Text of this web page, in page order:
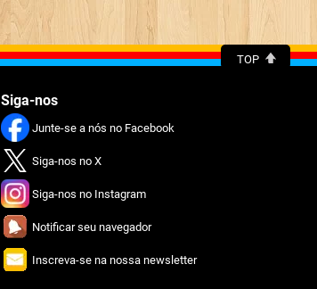
TOP
Siga-nos
Junte-se a nós no Facebook
Siga-nos no X
Siga-nos no Instagram
Notificar seu navegador
Inscreva-se na nossa newsletter